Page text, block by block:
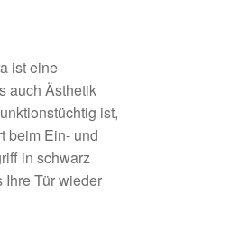
ist eine
auch Ästhetik
ist,
beim Ein- und
in schwarz
Ihre Tür wieder